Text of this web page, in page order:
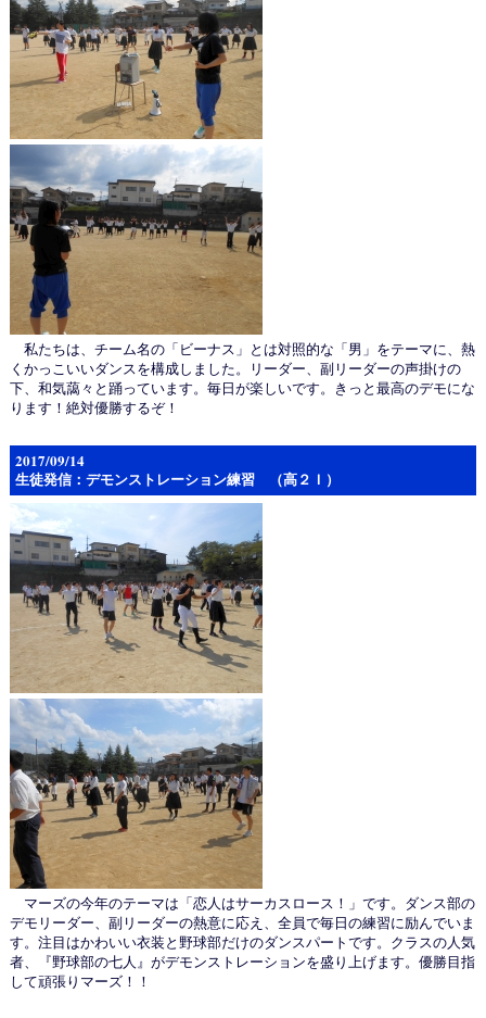
私たちは、チーム名の「ビーナス」とは対照的な「男」をテーマに、熱
くかっこいいダンスを構成しました。リーダー、副リーダーの声掛けの
下、和気藹々と踊っています。毎日が楽しいです。きっと最高のデモにな
ります！絶対優勝するぞ！
2017/09/14
生徒発信：デモンストレーション練習 （高２Ｉ）
マーズの今年のテーマは「恋人はサーカスロース！」です。ダンス部の
デモリーダー、副リーダーの熱意に応え、全員で毎日の練習に励んでいま
す。注目はかわいい衣装と野球部だけのダンスパートです。クラスの人気
者、『野球部の七人』がデモンストレーションを盛り上げます。優勝目指
して頑張りマーズ！！